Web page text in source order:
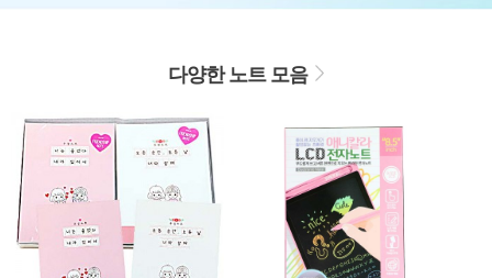
다양한 노트 모음